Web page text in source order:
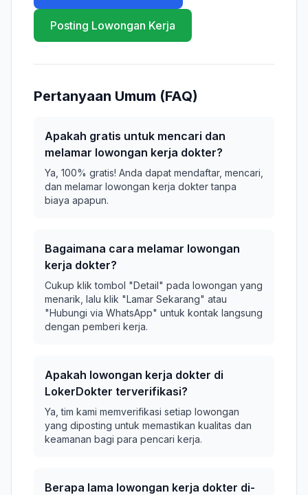
Posting Lowongan Kerja
Pertanyaan Umum (FAQ)
Apakah gratis untuk mencari dan
melamar lowongan kerja dokter?
Ya, 100% gratis! Anda dapat mendaftar, mencari,
dan melamar lowongan kerja dokter tanpa
biaya apapun.
Bagaimana cara melamar lowongan
kerja dokter?
Cukup klik tombol "Detail" pada lowongan yang
menarik, lalu klik "Lamar Sekarang" atau
"Hubungi via WhatsApp" untuk kontak langsung
dengan pemberi kerja.
Apakah lowongan kerja dokter di
LokerDokter terverifikasi?
Ya, tim kami memverifikasi setiap lowongan
yang diposting untuk memastikan kualitas dan
keamanan bagi para pencari kerja.
Berapa lama lowongan kerja dokter di-